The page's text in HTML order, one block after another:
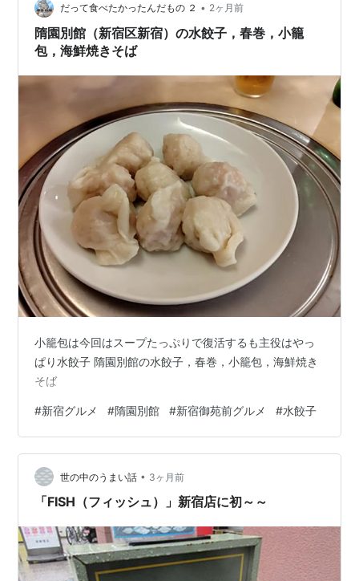
【2026.06.07 UP】Tips01：新宿界隈の老舗欧風カレ
ー…
だって食べたかったんだもの ２ • 2ヶ月前
隋園別館（新宿区新宿）の水餃子，春巻，小籠
包，海鮮焼きそば
小籠包は今回はスープたっぷりで復活するも主役はやっ
ぱり水餃子 隋園別館の水餃子，春巻，小籠包，海鮮焼き
そば
#新宿グルメ #隋園別館 #新宿御苑前グルメ #水餃子
世の中のうまい話 • 3ヶ月前
「FISH（フィッシュ）」新宿店に初～～